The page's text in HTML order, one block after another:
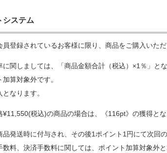
システム
登録されているお客様に限り、商品をご購入いた
関しましては、「商品金額合計（税込）×1％」とな
算対象外です。
なります。
税込)の商品の場合は、《116pt》の獲得とな
発送時に付与され、その後1ポイント1円にて次回
料、決済手数料に関しては、ポイント加算対象外と